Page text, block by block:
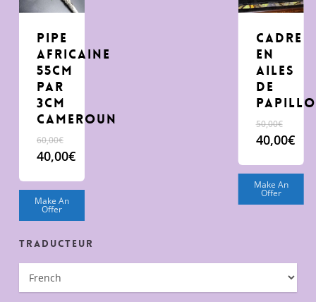
pipe
africaine
55cm
par
3cm
Cameroun
60,00€Le
prix
était :
60,00€.
40,00€
prix
actuel
est :
Make An
Offer
cadre
en
ailes
de
50,00€Le
prix
était :
40,00€
prix
actuel
est :
Make An
Offer
Traducteur